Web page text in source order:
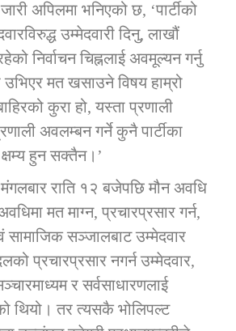
कर्णाली प्राविधि शिक्षालय जुम्लाको सुचना
समिति सम्बन्धी सन्देश
जारी अपिलमा भनिएको छ, ‘पार्टीको
उम्मेदवारी दिनु, लाखौं
निर्वाचन चिह्नलाई अवमूल्यन गर्नु
उभिएर मत खसाउने विषय हाम्रो
कुरा हो, यस्ता प्रणाली
अवलम्बन गर्ने कुनै पार्टीका
क्षम्य हुन सक्तैन।’
राति १२ बजेपछि मौन अवधि
मत माग्न, प्रचारप्रसार गर्न,
सामाजिक सञ्जालबाट उम्मेदवार
प्रचारप्रसार नगर्न उम्मेदवार,
र सर्वसाधारणलाई
थियो। तर त्यसकै भोलिपल्ट